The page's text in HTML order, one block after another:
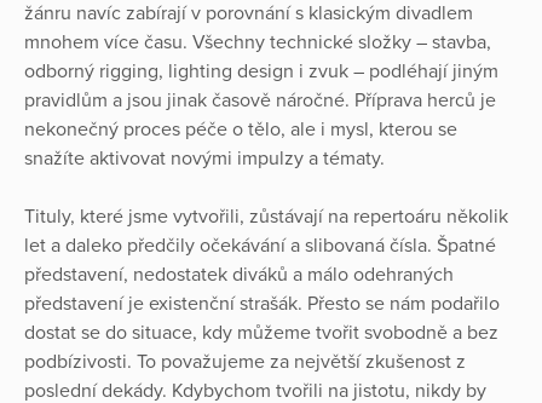
žánru navíc zabírají v porovnání s klasickým divadlem
mnohem více času. Všechny technické složky – stavba,
odborný rigging, lighting design i zvuk – podléhají jiným
pravidlům a jsou jinak časově náročné. Příprava herců je
nekonečný proces péče o tělo, ale i mysl, kterou se
snažíte aktivovat novými impulzy a tématy.
Tituly, které jsme vytvořili, zůstávají na repertoáru několik
let a daleko předčily očekávání a slibovaná čísla. Špatné
představení, nedostatek diváků a málo odehraných
představení je existenční strašák. Přesto se nám podařilo
dostat se do situace, kdy můžeme tvořit svobodně a bez
podbízivosti. To považujeme za největší zkušenost z
poslední dekády. Kdybychom tvořili na jistotu, nikdy by